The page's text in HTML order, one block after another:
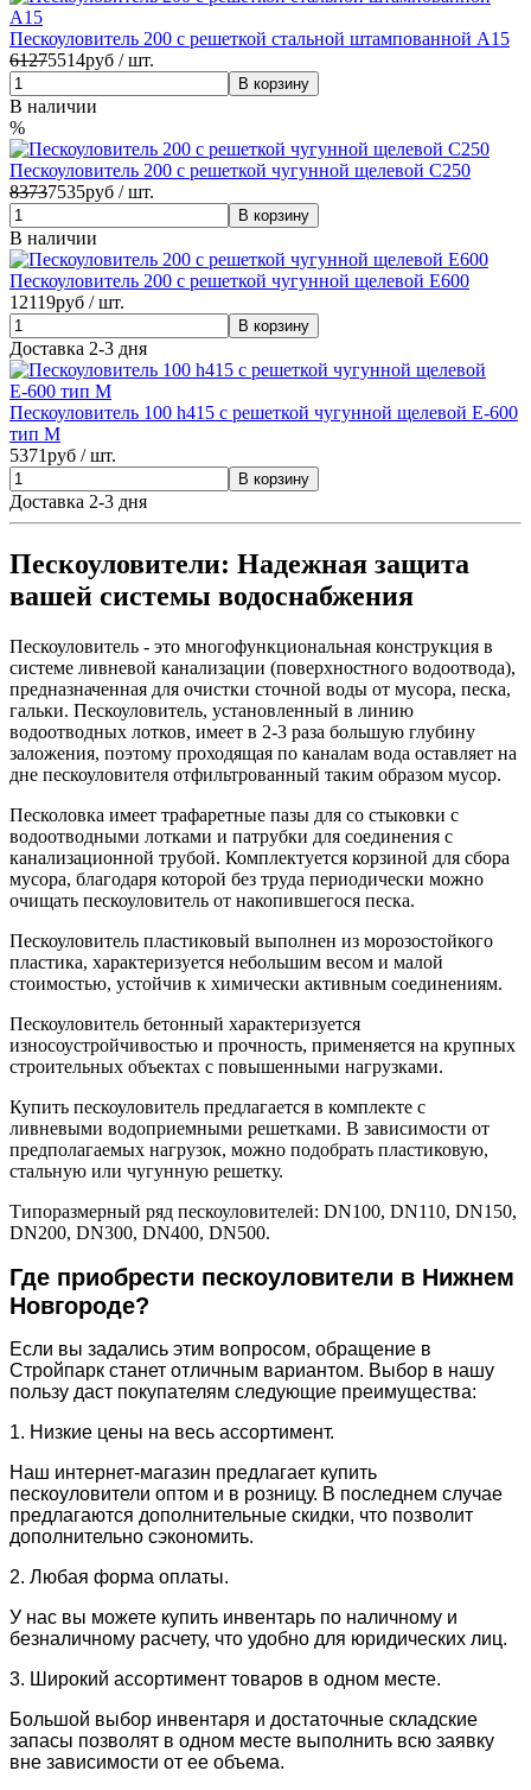
Пескоуловитель 200 с решеткой стальной штампованной А15
61275514руб / шт.
В наличии
%
Пескоуловитель 200 с решеткой чугунной щелевой С250
83737535руб / шт.
В наличии
Пескоуловитель 200 c решеткой чугунной щелевой Е600
12119руб / шт.
Доставка 2-3 дня
Пескоуловитель 100 h415 с решеткой чугунной щелевой Е-600
тип М
5371руб / шт.
Доставка 2-3 дня
Пескоуловители: Надежная защита
вашей системы водоснабжения
Пескоуловитель - это многофункциональная конструкция в
системе ливневой канализации (поверхностного водоотвода),
предназначенная для очистки сточной воды от мусора, песка,
гальки. Пескоуловитель, установленный в линию
водоотводных лотков, имеет в 2-3 раза большую глубину
заложения, поэтому проходящая по каналам вода оставляет на
дне пескоуловителя отфильтрованный таким образом мусор.
Песколовка имеет трафаретные пазы для со стыковки с
водоотводными лотками и патрубки для соединения с
канализационной трубой. Комплектуется корзиной для сбора
мусора, благодаря которой без труда периодически можно
очищать пескоуловитель от накопившегося песка.
Пескоуловитель пластиковый выполнен из морозостойкого
пластика, характеризуется небольшим весом и малой
стоимостью, устойчив к химически активным соединениям.
Пескоуловитель бетонный характеризуется
износоустройчивостью и прочность, применяется на крупных
строительных объектах с повышенными нагрузками.
Купить пескоуловитель предлагается в комплекте с
ливневыми водоприемными решетками. В зависимости от
предполагаемых нагрузок, можно подобрать пластиковую,
стальную или чугунную решетку.
Типоразмерный ряд пескоуловителей: DN100, DN110, DN150,
DN200, DN300, DN400, DN500.
Где приобрести пескоуловители в Нижнем
Новгороде?
Если вы задались этим вопросом, обращение в
Стройпарк станет отличным вариантом. Выбор в нашу
пользу даст покупателям следующие преимущества:
1. Низкие цены на весь ассортимент.
Наш интернет-магазин предлагает купить
пескоуловители оптом и в розницу. В последнем случае
предлагаются дополнительные скидки, что позволит
дополнительно сэкономить.
2. Любая форма оплаты.
У нас вы можете купить инвентарь по наличному и
безналичному расчету, что удобно для юридических лиц.
3. Широкий ассортимент товаров в одном месте.
Большой выбор инвентаря и достаточные складские
запасы позволят в одном месте выполнить всю заявку
вне зависимости от ее объема.